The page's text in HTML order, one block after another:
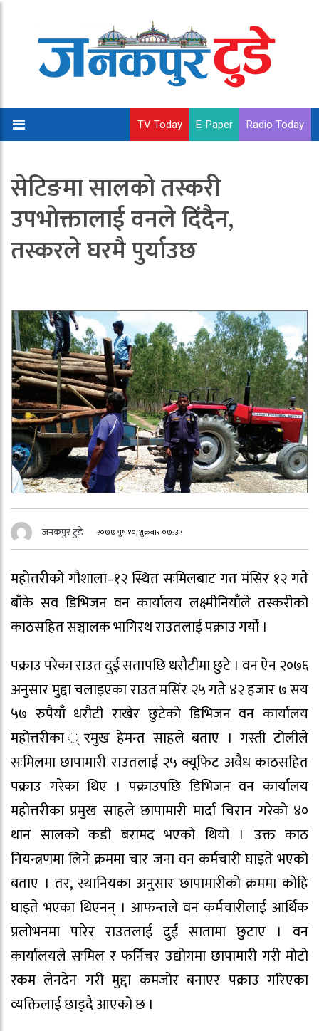
TV Today E-Paper Radio Today
सेटिङमा सालको तस्करी
उपभोक्तालाई वनले दिंदैन,
तस्करले घरमै पुर्याउछ
जनकपुर टुडे २०७७ पुष १०, शुक्रबार ०७:३५
महोत्तरीको गौशाला–१२ स्थित सःमिलबाट गत मंसिर १२ गते
बाँके सव डिभिजन वन कार्यालय लक्ष्मीनियाँले तस्करीको
काठसहित सञ्चालक भागिरथ राउतलाई पक्राउ गर्यो ।
पक्राउ परेका राउत दुई सतापछि धरौटीमा छुटे । वन ऐन २०७६
अनुसार मुद्दा चलाइएका राउत मसिंर २५ गते ४२ हजार ७ सय
५७ रुपैयाँ धरौटी राखेर छुटेको डिभिजन वन कार्यालय
महोत्तरीका ्रमुख हेमन्त साहले बताए । गस्ती टोलीले
सःमिलमा छापामारी राउतलाई २५ क्यूफिट अवैध काठसहित
पक्राउ गरेका थिए । पक्राउपछि डिभिजन वन कार्यालय
महोत्तरीका प्रमुख साहले छापामारी मार्दा चिरान गरेको ४०
थान सालको कडी बरामद भएको थियो । उक्त काठ
नियन्त्रणमा लिने क्रममा चार जना वन कर्मचारी घाइते भएको
बताए । तर, स्थानियका अनुसार छापामारीको क्रममा कोहि
घाइते भएका थिएनन् । आफन्तले वन कर्मचारीलाई आर्थिक
प्रलोभनमा पारेर राउतलाई दुई सातामा छुटाए । वन
कार्यालयले सःमिल र फर्निचर उद्योगमा छापामारी गरी मोटो
रकम लेनदेन गरी मुद्दा कमजोर बनाएर पक्राउ गरिएका
व्यक्तिलाई छाड्दै आएको छ ।